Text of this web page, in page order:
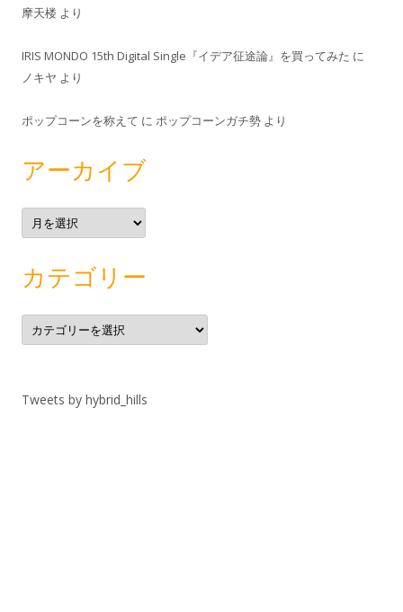
摩天楼 より
IRIS MONDO 15th Digital Single『イデア征途論』を買ってみた に
ノキヤ より
ポップコーンを称えて に ポップコーンガチ勢 より
アーカイブ
ア
ー
カ
カテゴリー
カ
テ
ゴ
Tweets by hybrid_hills